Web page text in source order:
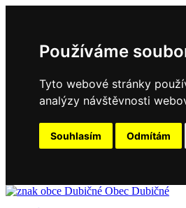
Používáme
Tyto webové stránky
analýzy návštěvnosti
Souhlasím Odmítám
Obec Dubičné